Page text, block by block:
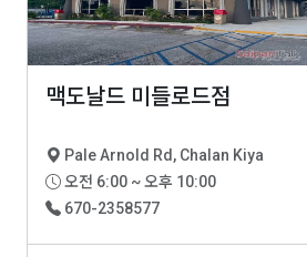
맥도날드 미들로드점
Pale Arnold Rd, Chalan Kiya
오전 6:00 ~ 오후 10:00
670-2358577